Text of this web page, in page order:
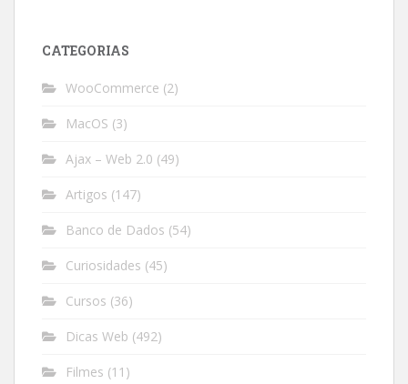
CATEGORIAS
WooCommerce (2)
MacOS (3)
Ajax – Web 2.0 (49)
Artigos (147)
Banco de Dados (54)
Curiosidades (45)
Cursos (36)
Dicas Web (492)
Filmes (11)